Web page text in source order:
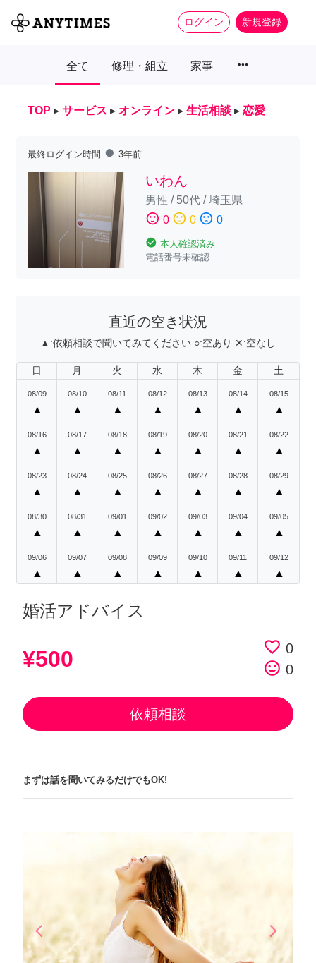
ログイン 新規登録
全て 修理・組立 家事 more_horiz
TOP ▸ サービス ▸ オンライン ▸ 生活相談 ▸ 恋愛
最終ログイン時間 fiber_manual_record 3年前
いわん
男性 / 50代/埼玉県
sentiment_satisfied 0 sentiment_neutral 0 sentiment_dissatisfied 0
check_circle 本人確認済み
電話番号未確認
直近の空き状況
▲:依頼相談で聞いてみてください ○:空あり ✕:空なし
日 月 火 水 木 金 土
08/09
▲
08/10
▲
08/11
▲
08/12
▲
08/13
▲
08/14
▲
08/15
▲
08/16
▲
08/17
▲
08/18
▲
08/19
▲
08/20
▲
08/21
▲
08/22
▲
08/23
▲
08/24
▲
08/25
▲
08/26
▲
08/27
▲
08/28
▲
08/29
▲
08/30
▲
08/31
▲
09/01
▲
09/02
▲
09/03
▲
09/04
▲
09/05
▲
09/06
▲
09/07
▲
09/08
▲
09/09
▲
09/10
▲
09/11
▲
09/12
▲
婚活アドバイス
¥500 favorite_border 0
tag_faces 0
依頼相談
まずは話を聞いてみるだけでもOK!
arrow_back_iosPrevious arrow_forward_iosNext